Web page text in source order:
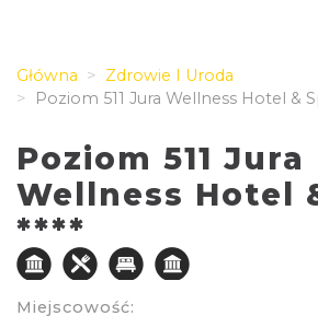
Główna
Zdrowie I Uroda
Poziom 511 Jura Wellness Hotel &
Poziom 511 Jura
Wellness Hotel
****
Miejscowość: